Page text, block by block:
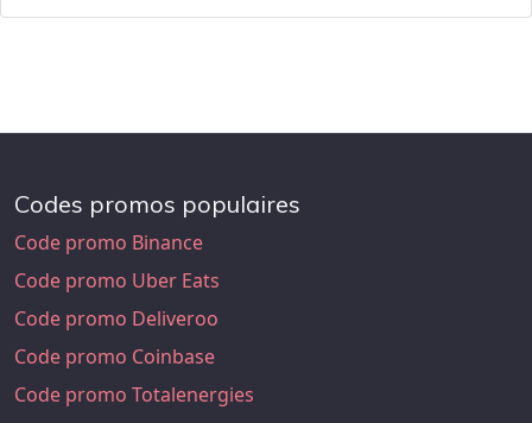
Codes promos populaires
Code promo Binance
Code promo Uber Eats
Code promo Deliveroo
Code promo Coinbase
Code promo Totalenergies